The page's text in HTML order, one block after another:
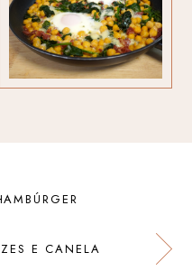
E CANELA